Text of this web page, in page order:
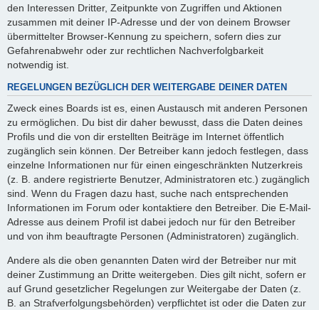
den Interessen Dritter, Zeitpunkte von Zugriffen und Aktionen
zusammen mit deiner IP-Adresse und der von deinem Browser
übermittelter Browser-Kennung zu speichern, sofern dies zur
Gefahrenabwehr oder zur rechtlichen Nachverfolgbarkeit
notwendig ist.
REGELUNGEN BEZÜGLICH DER WEITERGABE DEINER DATEN
Zweck eines Boards ist es, einen Austausch mit anderen Personen
zu ermöglichen. Du bist dir daher bewusst, dass die Daten deines
Profils und die von dir erstellten Beiträge im Internet öffentlich
zugänglich sein können. Der Betreiber kann jedoch festlegen, dass
einzelne Informationen nur für einen eingeschränkten Nutzerkreis
(z. B. andere registrierte Benutzer, Administratoren etc.) zugänglich
sind. Wenn du Fragen dazu hast, suche nach entsprechenden
Informationen im Forum oder kontaktiere den Betreiber. Die E-Mail-
Adresse aus deinem Profil ist dabei jedoch nur für den Betreiber
und von ihm beauftragte Personen (Administratoren) zugänglich.
Andere als die oben genannten Daten wird der Betreiber nur mit
deiner Zustimmung an Dritte weitergeben. Dies gilt nicht, sofern er
auf Grund gesetzlicher Regelungen zur Weitergabe der Daten (z.
B. an Strafverfolgungsbehörden) verpflichtet ist oder die Daten zur